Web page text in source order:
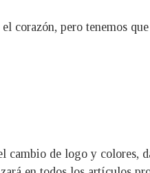
pero tenemos
cambio de logo y colores,